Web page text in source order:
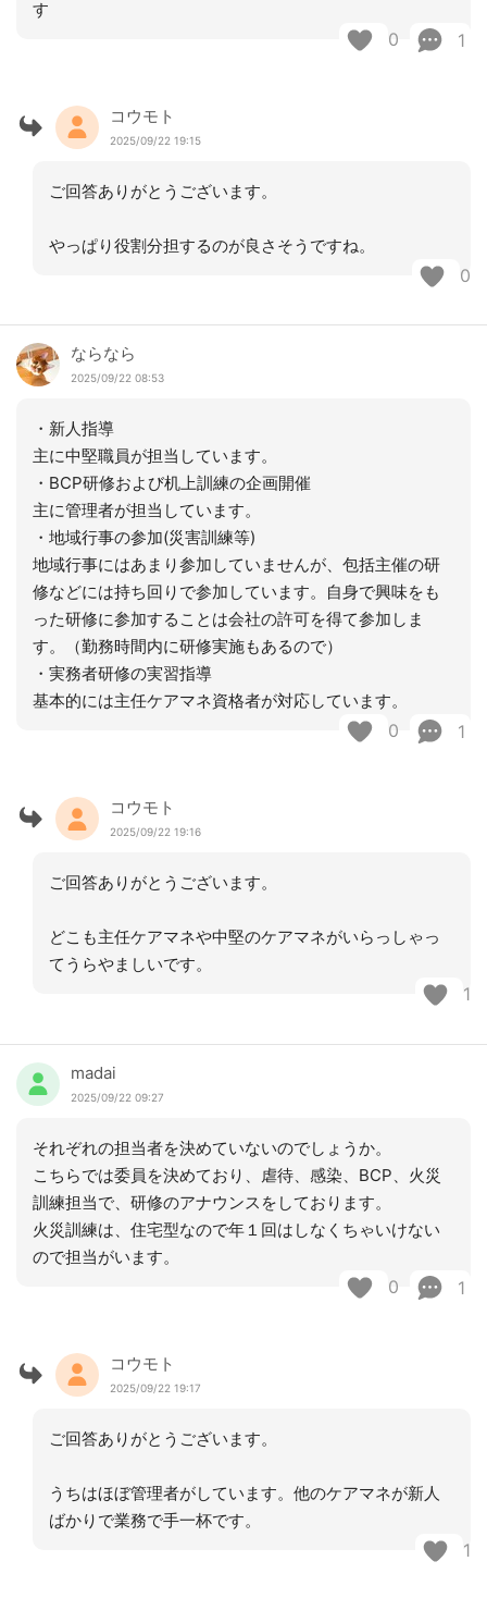
す
0 1
コウモト
2025/09/22 19:15
ご回答ありがとうございます。
やっぱり役割分担するのが良さそうですね。
0
ならなら
2025/09/22 08:53
・新人指導
主に中堅職員が担当しています。
・BCP研修および机上訓練の企画開催
主に管理者が担当しています。
・地域行事の参加(災害訓練等)
地域行事にはあまり参加していませんが、包括主催の研
修などには持ち回りで参加しています。自身で興味をも
った研修に参加することは会社の許可を得て参加しま
す。（勤務時間内に研修実施もあるので）
・実務者研修の実習指導
基本的には主任ケアマネ資格者が対応しています。
0 1
コウモト
2025/09/22 19:16
ご回答ありがとうございます。
どこも主任ケアマネや中堅のケアマネがいらっしゃっ
てうらやましいです。
1
madai
2025/09/22 09:27
それぞれの担当者を決めていないのでしょうか。
こちらでは委員を決めており、虐待、感染、BCP、火災
訓練担当で、研修のアナウンスをしております。
火災訓練は、住宅型なので年１回はしなくちゃいけない
ので担当がいます。
0 1
コウモト
2025/09/22 19:17
ご回答ありがとうございます。
うちはほぼ管理者がしています。他のケアマネが新人
ばかりで業務で手一杯です。
1